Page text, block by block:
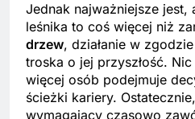
Jednak najważniejsze jest,
leśnika to coś więcej niż
drzew, działanie w
troska o jej przyszłość.
więcej osób podejmuje
ścieżki kariery.
wymagający czasowo